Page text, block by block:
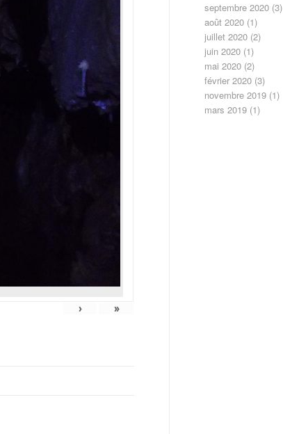
› »
septembre 2020 (3)
août 2020 (1)
juillet 2020 (2)
juin 2020 (1)
mai 2020 (2)
février 2020 (3)
novembre 2019 (1)
mars 2019 (1)